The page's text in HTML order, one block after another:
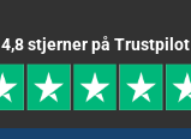
4,8 stjerner på Trustpilot